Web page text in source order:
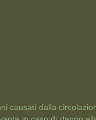
causati dalla